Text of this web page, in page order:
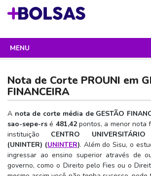
Sua mochila está vazia!
MENU
ENEM
Enem 2026 - Tudo o que você precisa
Enem – O que é
Enem – Quem pode fazer
Enem – Para que serve
SISU
Sisu 2026 – Tudo o que você precisa
SISU – O que é
SISU – Quem pode participar
PROUNI
Prouni 2026 – Tudo o que você precisa
Prouni – O que é
FIES
Fies e P-Fies 2026 – Tudo o que você
PRONATEC
Nota de Corte PROUNI em
FINANCEIRA
A nota de corte média de GESTÃO
sao-sepe-rs é 481,42pontos, a menor nota
instituição CENTRO UNIVERSITÁRIO
(UNINTER) (UNINTER). Além do Sisu, o
ingressar ao ensino superior através de
governo, como o Direito pelo Fies ou o